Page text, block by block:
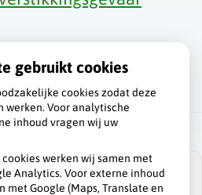
gebruikt cookies
cookies zodat deze
werken. Voor analytische
inhoud vragen wij uw
werken wij samen met
Analytics. Voor externe inhoud
met Google (Maps, Translate en